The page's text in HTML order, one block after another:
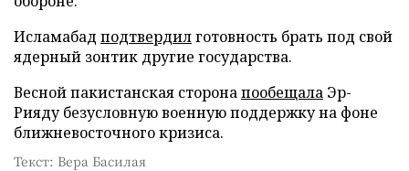
Исламабад подтвердилготовность брать под свой
ядерный зонтик другие государства.
Весной пакистанская сторонапообещала Эр-
Рияду безусловную военную поддержку на фоне
ближневосточного кризиса.
Текст: Вера Басилая